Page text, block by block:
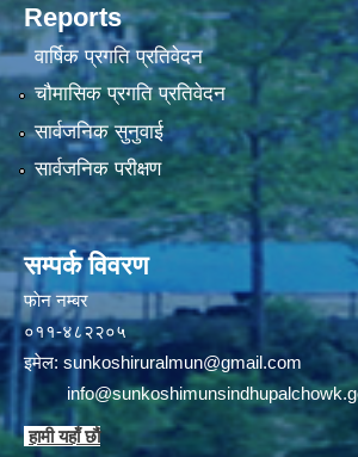
Reports
वार्षिक प्रगति प्रतिवेदन
चौमासिक प्रगति प्रतिवेदन
सार्वजनिक सुनुवाई
सार्वजनिक परीक्षण
सम्पर्क विवरण
फाेन न‌‍‍‍‌‌म्बर
०११-४८२२०५
इमेल: sunkoshiruralmun@gmail.com
हामी यहाँ छाै‌ं